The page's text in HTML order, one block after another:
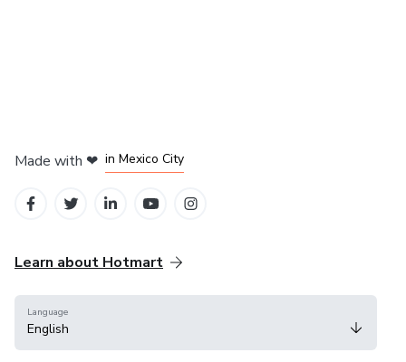
Made with ❤ in Mexico City
Learn about Hotmart
Language
English